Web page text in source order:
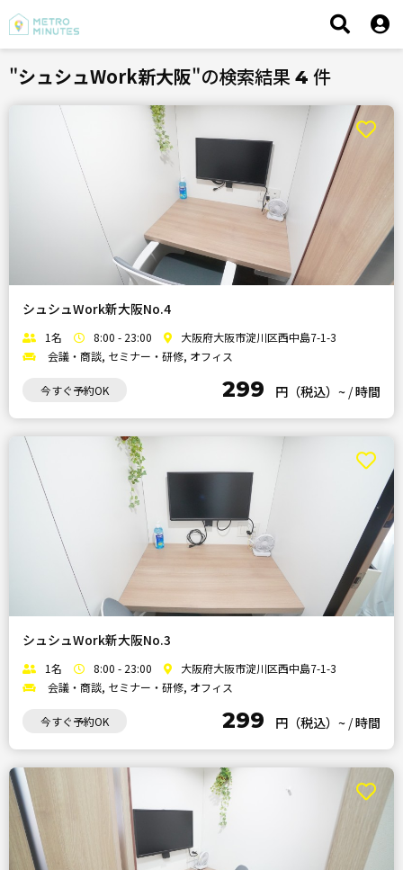
"シュシュWork新大阪"の検索結果 4 件
シュシュWork新大阪No.4
1名 8:00 - 23:00
大阪府大阪市淀川区西中島7-1-3
会議・商談, セミナー・研修, オフィス
今すぐ予約OK 299 円（税込）~ /時間
シュシュWork新大阪No.3
1名 8:00 - 23:00
大阪府大阪市淀川区西中島7-1-3
会議・商談, セミナー・研修, オフィス
今すぐ予約OK 299 円（税込）~ /時間